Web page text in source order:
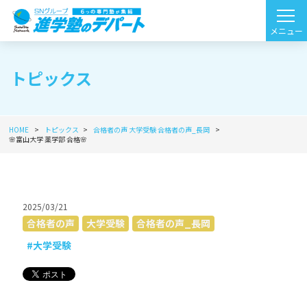
トピックス
HOME トピックス 合格者の声 大学受験合格者の声_長岡
🌸富山大学 薬学部 合格🌸
2025/03/21
合格者の声 大学受験
合格者の声_長岡
#大学受験